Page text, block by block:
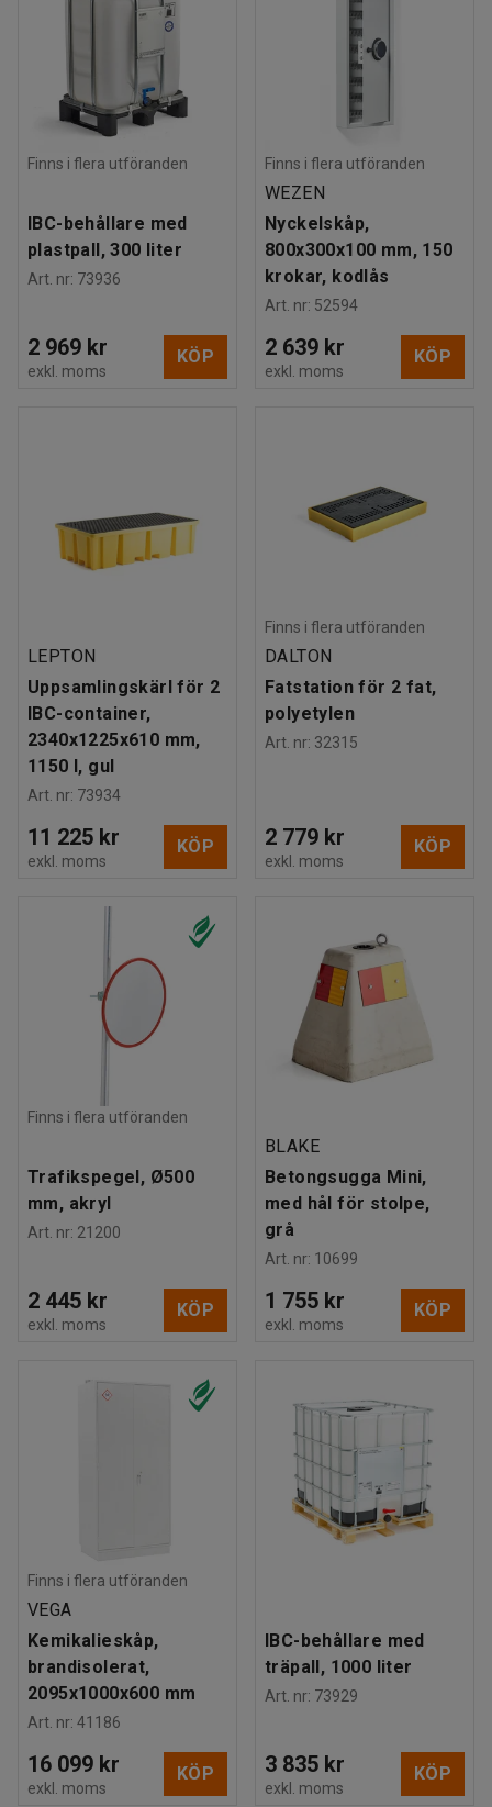
Finns i flera utföranden
IBC-behållare med
plastpall, 300 liter
Art. nr: 73936
2 969 kr
exkl. moms
KÖP
Finns i flera utföranden
WEZEN
Nyckelskåp,
800x300x100 mm, 150
krokar, kodlås
Art. nr: 52594
2 639 kr
exkl. moms
KÖP
LEPTON
Uppsamlingskärl för 2
IBC-container,
2340x1225x610 mm,
1150 l, gul
Art. nr: 73934
11 225 kr
exkl. moms
KÖP
Finns i flera utföranden
DALTON
Fatstation för 2 fat,
polyetylen
Art. nr: 32315
2 779 kr
exkl. moms
KÖP
Finns i flera utföranden
Trafikspegel, Ø500
mm, akryl
Art. nr: 21200
2 445 kr
exkl. moms
KÖP
BLAKE
Betongsugga Mini,
med hål för stolpe,
grå
Art. nr: 10699
1 755 kr
exkl. moms
KÖP
Finns i flera utföranden
VEGA
Kemikalieskåp,
brandisolerat,
2095x1000x600 mm
Art. nr: 41186
16 099 kr
exkl. moms
KÖP
IBC-behållare med
träpall, 1000 liter
Art. nr: 73929
3 835 kr
exkl. moms
KÖP